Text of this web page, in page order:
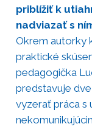
priblížiť k
nadviazať s
Okrem autorky
praktické
pedagogička
predstavuje
vyzerať práca s